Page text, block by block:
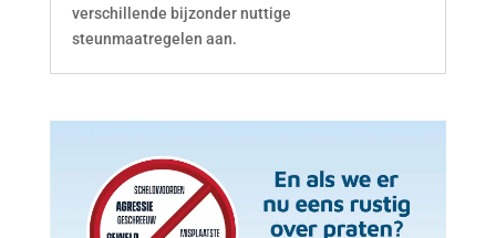
verschillende bijzonder nuttige
steunmaatregelen aan.